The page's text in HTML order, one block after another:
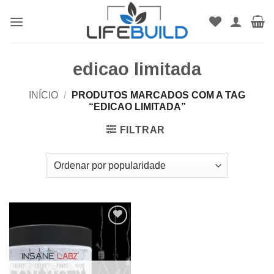
edicao limitada
INÍCIO /
PRODUTOS MARCADOS COM A TAG
“EDICAO LIMITADA”
FILTRAR
Add to
wishlist